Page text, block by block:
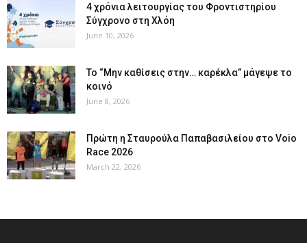
4 χρόνια λειτουργίας του Φροντιστηρίου
Σύγχρονο στη Χλόη
June 10, 2026
Το “Μην καθίσεις στην… καρέκλα” μάγεψε το
κοινό
June 8, 2026
Πρώτη η Σταυρούλα Παπαβασιλείου στο Voio
Race 2026
March 22, 2026